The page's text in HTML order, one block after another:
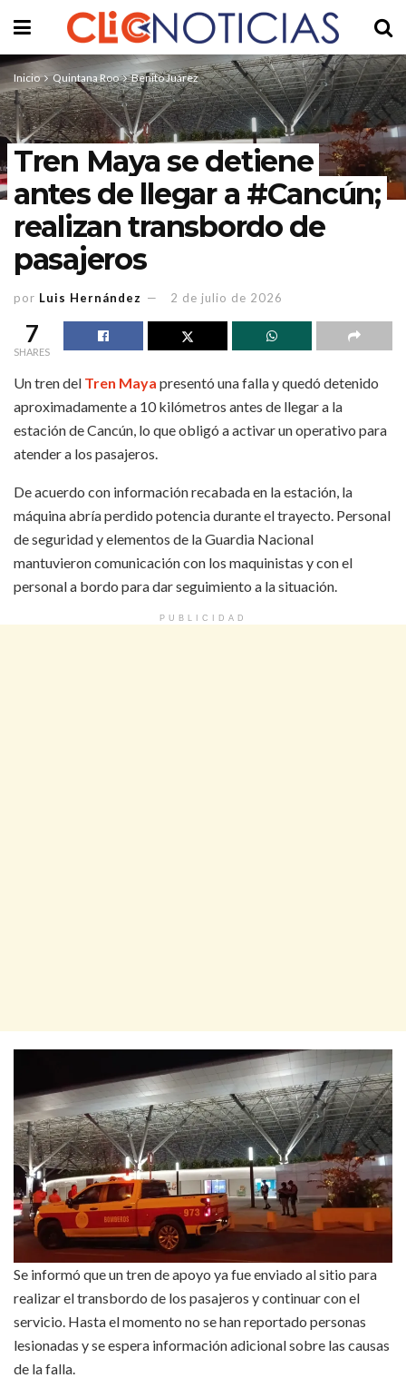
Inicio Quintana Roo Benito Juárez
Tren Maya se detiene
antes de llegar a #Cancún;
realizan transbordo de
pasajeros
por Luis Hernández 2 de julio de 2026
7
SHARES
Un tren del Tren Maya presentó una falla y quedó detenido
aproximadamente a 10 kilómetros antes de llegar a la
estación de Cancún, lo que obligó a activar un operativo para
atender a los pasajeros.
De acuerdo con información recabada en la estación, la
máquina abría perdido potencia durante el trayecto. Personal
de seguridad y elementos de la Guardia Nacional
mantuvieron comunicación con los maquinistas y con el
personal a bordo para dar seguimiento a la situación.
PUBLICIDAD
Se informó que un tren de apoyo ya fue enviado al sitio para
realizar el transbordo de los pasajeros y continuar con el
servicio. Hasta el momento no se han reportado personas
lesionadas y se espera información adicional sobre las causas
de la falla.